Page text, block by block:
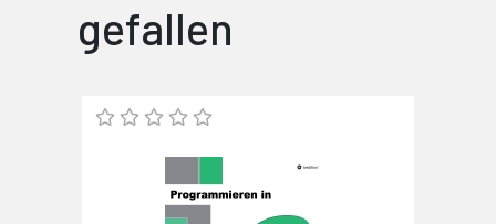
gefallen